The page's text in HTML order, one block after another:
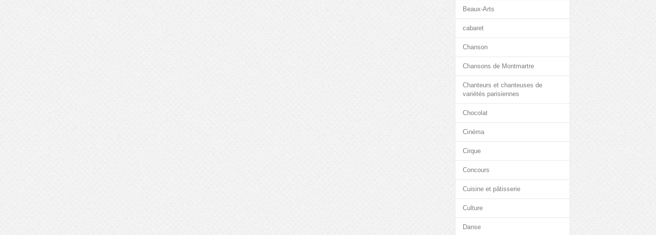
Beaux-Arts
cabaret
Chanson
Chansons de Montmartre
Chanteurs et chanteuses de
variétés parisiennes
Chocolat
Cinéma
Cirque
Concours
Cuisine et pâtisserie
Culture
Danse